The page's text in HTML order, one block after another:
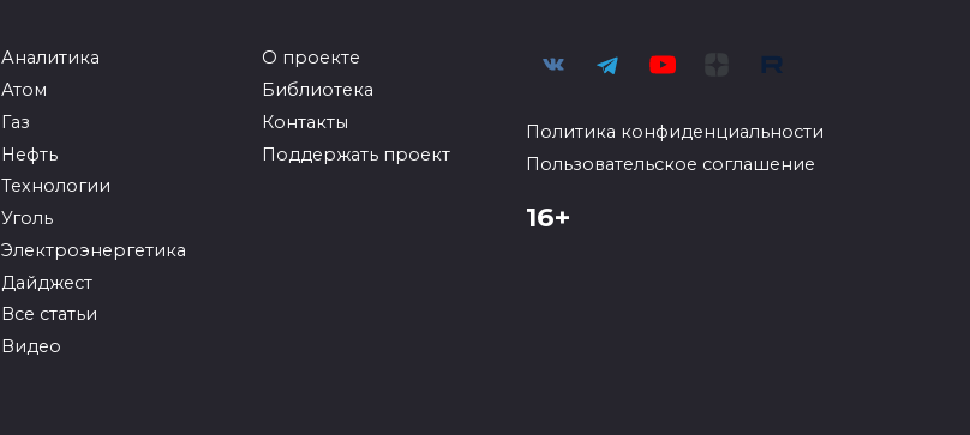
Аналитика
Атом
Газ
Нефть
Технологии
Уголь
Электроэнергетика
Дайджест
Все статьи
Видео
О проекте
Библиотека
Контакты
Поддержать проект
Политика конфиденциальности
Пользовательское соглашение
16+